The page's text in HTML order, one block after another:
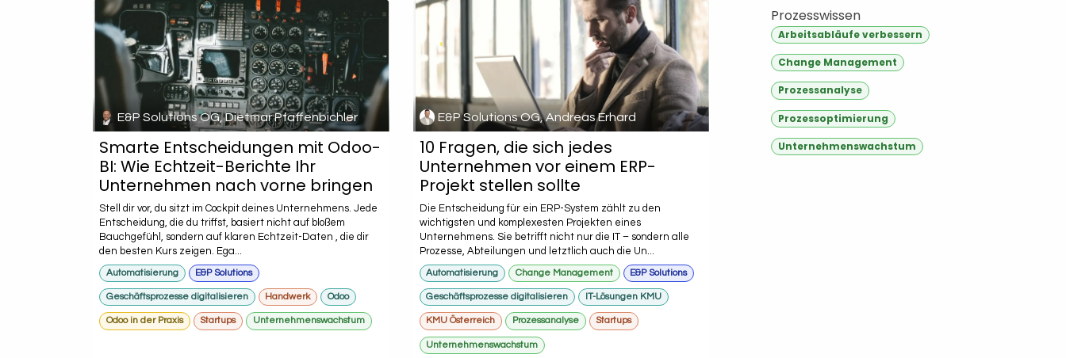
E&P Solutions OG, Dietmar Pfaffenbichler
Smarte Entscheidungen mit Odoo-
BI: Wie Echtzeit-Berichte Ihr
Unternehmen nach vorne bringen
Stell dir vor, du sitzt im Cockpit deines Unternehmens. Jede
Entscheidung, die du triffst, basiert nicht auf bloßem
Bauchgefühl, sondern auf klaren Echtzeit-Daten , die dir
den besten Kurs zeigen. Ega...
Automatisierung E&P Solutions
Geschäftsprozesse digitalisieren Handwerk Odoo
Odoo in der Praxis Startups Unternehmenswachstum
E&P Solutions OG, Andreas Erhard
10 Fragen, die sich jedes
Unternehmen vor einem ERP-
Projekt stellen sollte
Die Entscheidung für ein ERP-System zählt zu den
wichtigsten und komplexesten Projekten eines
Unternehmens. Sie betrifft nicht nur die IT – sondern alle
Prozesse, Abteilungen und letztlich auch die Un...
Automatisierung Change Management E&P Solutions
Geschäftsprozesse digitalisieren IT-Lösungen KMU
KMU Österreich Prozessanalyse Startups
Unternehmenswachstum
Prozesswissen
Arbeitsabläufe verbessern
Change Management
Prozessanalyse
Prozessoptimierung
Unternehmenswachstum